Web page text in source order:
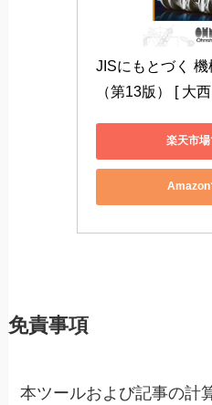
JISにもとづく
（第13版） [ 大
楽天市
Amazon
免責事項
本ツールおよび記事の計